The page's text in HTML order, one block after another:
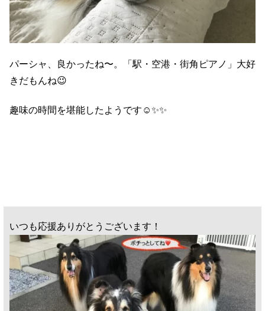
パーシャ、良かったね〜。「駅・空港・街角ピアノ」大好
きだもんね😉
趣味の時間を堪能したようです☺️✨✨
いつも応援ありがとうございます！